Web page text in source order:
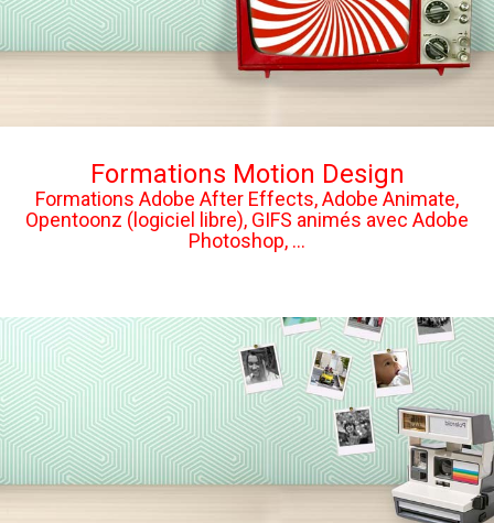
Formations Motion Design
Formations Adobe After Effects, Adobe Animate,
Opentoonz (logiciel libre), GIFS animés avec Adobe
Photoshop, ...